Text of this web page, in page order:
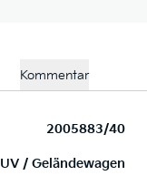
Kommentar
2005883/40
/ Geländewagen